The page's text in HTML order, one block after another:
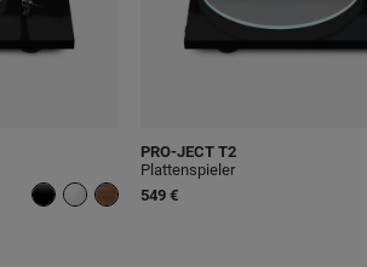
PRO-JECT T2
Plattenspieler
549 €